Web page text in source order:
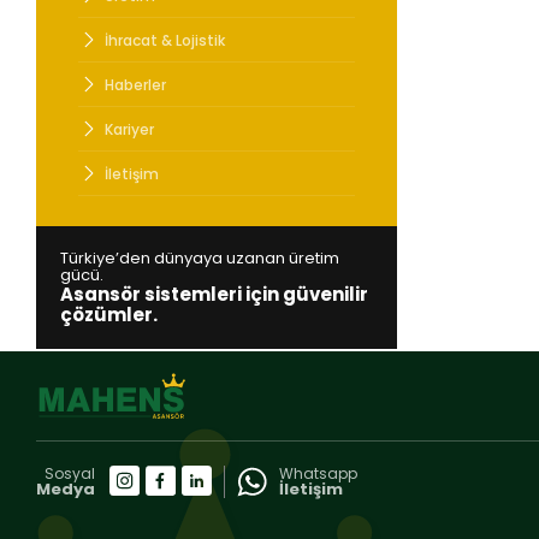
İhracat & Lojistik
Haberler
Kariyer
İletişim
Türkiye’den dünyaya uzanan üretim
gücü.
Asansör sistemleri için güvenilir
çözümler.
Sosyal
Medya
Whatsapp
İletişim